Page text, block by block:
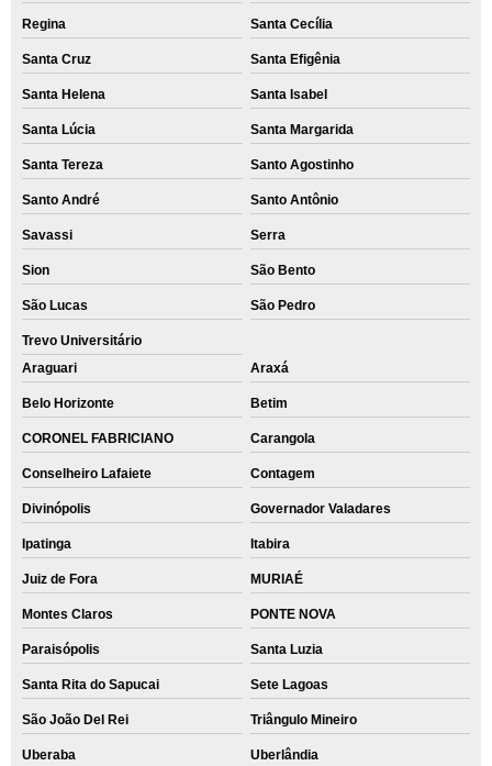
Regina Santa Cecília
Santa Cruz Santa Efigênia
Santa Helena Santa Isabel
Santa Lúcia Santa Margarida
Santa Tereza Santo Agostinho
Santo André Santo Antônio
Savassi Serra
Sion São Bento
São Lucas São Pedro
Trevo Universitário
Araguari
Araxá
Belo Horizonte Betim
CORONEL FABRICIANO Carangola
Conselheiro Lafaiete Contagem
Divinópolis Governador Valadares
Ipatinga Itabira
Juiz de Fora MURIAÉ
Montes Claros PONTE NOVA
Paraisópolis Santa Luzia
Santa Rita do Sapucai Sete Lagoas
São João Del Rei Triângulo Mineiro
Uberaba Uberlândia